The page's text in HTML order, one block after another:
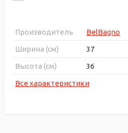
Производитель
BelBagno
Ширина (см)
37
Высота (см)
36
Все характеристики